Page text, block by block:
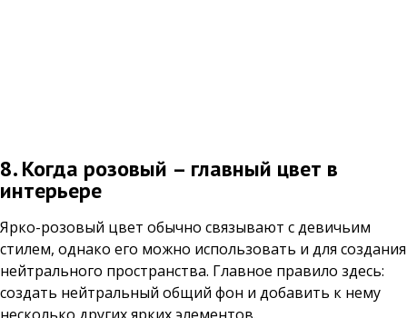
8. Когда розовый – главный цвет в
интерьере
Ярко-розовый цвет обычно связывают с девичьим
стилем, однако его можно использовать и для создания
нейтрального пространства. Главное правило здесь:
создать нейтральный общий фон и добавить к нему